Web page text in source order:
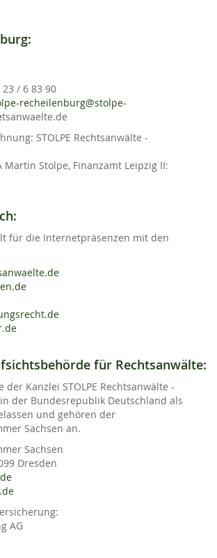
23 / 6 83 90
recheilenburg@stolpe-
tsanwaelte.de
STOLPE Rechtsanwälte -
Martin Stolpe, Finanzamt Leipzig II:
für die Internetpräsenzen mit den
für Rechtsanwälte:
der Kanzlei STOLPE Rechtsanwälte -
der Bundesrepublik Deutschland als
und gehören der
Sachsen an.
Sachsen
Dresden
AG